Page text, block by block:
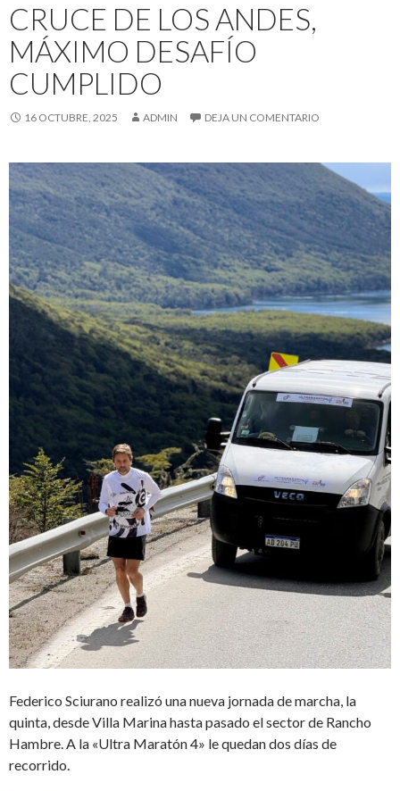
CRUCE DE LOS ANDES,
MÁXIMO DESAFÍO
CUMPLIDO
16 OCTUBRE, 2025 ADMIN DEJA UN COMENTARIO
Federico Sciurano realizó una nueva jornada de marcha, la
quinta, desde Villa Marina hasta pasado el sector de Rancho
Hambre. A la «Ultra Maratón 4» le quedan dos días de
recorrido.